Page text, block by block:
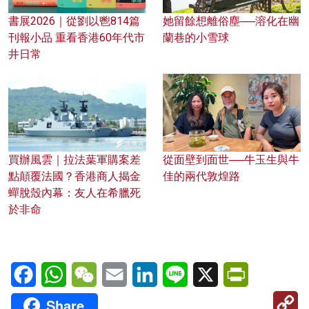
書展2026｜從劉以鬯814篇
刊報小品 重看香港60年代市
井日常
她留餘想離俗塵──溶化在幽
蘭巷的小雪球
買辦風雲｜拉法葉軍購案差
點顛覆法國？香港商人揭金
蟬脫殼內幕：友人在希臘死
於非命
從面壁到面世──牛玉生與牛
佳的兩代敦煌路
FacebookWhatsAppWeChatEmail LinkedInLine X